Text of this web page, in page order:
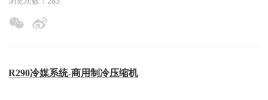
R290冷媒系统-商用制冷压缩机